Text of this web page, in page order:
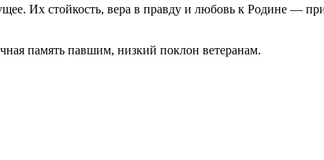
Их стойкость, вера в правду и любовь к Родине —
память павшим, низкий поклон ветеранам.